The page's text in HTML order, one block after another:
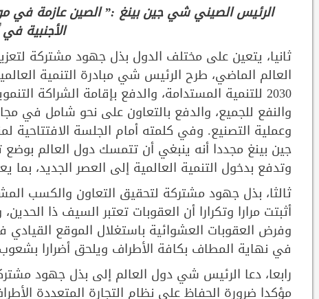
الرئيس الصيني شي جين بينغ :” الصين عازمة في
الأجنبية
ثانيا، يتعين على مختلف الدول بذل جهود مشتركة
العالم الماضي، طرح الرئيس شي مبادرة التنمية
2030 للتنمية المستدامة، والدفع بإقامة الشراكة
والنفع للجميع، والدفع بالتعاون على نحو شامل في
وعملية التصنيع. وفي كلمته أمام الجلسة
جين بينغ مجددا أنه ينبغي أن تتمسك دول العالم
وتدفع بدخول التنمية العالمية إلى العصر الجديد، بما
ثالثا، بذل جهود مشتركة لتحقيق التعاون والكسب
أثبتت مرارا وتكرارا أن العقوبات تعتبر السيف ذا
وفرض العقوبات العشوائية باستغلال الموقع القيادي
في نهاية المطاف بكافة الأطراف ويلحق أضرارا
رابعا، دعا الرئيس شي دول العالم إلى بذل جهود
مؤكدا ضرورة الحفاظ على نظام التجارة المتعددة